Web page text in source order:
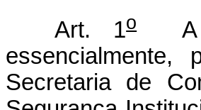
Art. 1oA
essencialmente,
Secretaria de